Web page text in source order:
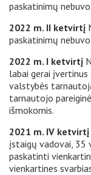
paskatinimų nebuvo.
2022 m. II ketvirtį
paskatinimų nebuvo.
2022 m. I ketvirtį
labai gerai
valstybės
tarnautojo
išmokomis.
2021 m. IV ketvirtį
įstaigų vadovai,
paskatinti
vienkartines